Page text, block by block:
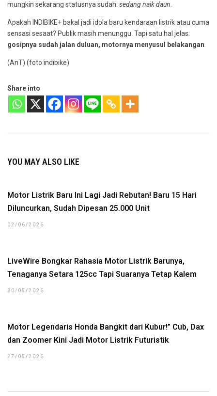
mungkin sekarang statusnya sudah: sedang naik daun
Apakah INDIBIKE+ bakal jadi idola baru kendaraan listrik atau cuma
sensasi sesaat? Publik masih menunggu. Tapi satu hal jelas:
gosipnya sudah jalan duluan, motornya menyusul belakangan
(AnT) (foto indibike)
Share into
YOU MAY ALSO LIKE
Motor Listrik Baru Ini Lagi Jadi Rebutan! Baru 15 Hari
Diluncurkan, Sudah Dipesan 25.000 Unit
02/06/2026
LiveWire Bongkar Rahasia Motor Listrik Barunya,
Tenaganya Setara 125cc Tapi Suaranya Tetap Kalem
30/05/2026
Motor Legendaris Honda Bangkit dari Kubur!” Cub, Dax
dan Zoomer Kini Jadi Motor Listrik Futuristik
27/05/2026